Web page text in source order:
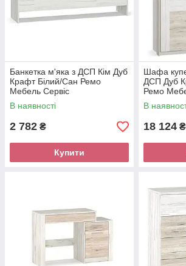
Банкетка м'яка з ДСП Кім Дуб
Крафт Білий/Сан Ремо
Мебель Сервіс
В наявності
2 782 ₴
Купити
Шафа
ДСП Дуб
Ремо
В
18 124 ₴